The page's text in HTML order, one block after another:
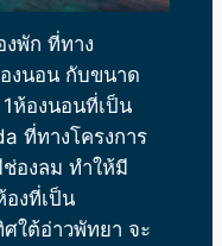
พัก ที่ทาง
งนอน กับขนาด
ห้องนอนที่เป็น
ที่ทางโครงการ
องลม ทำให้มี
งที่เป็น
ใต้อ่าวพัทยา จะ